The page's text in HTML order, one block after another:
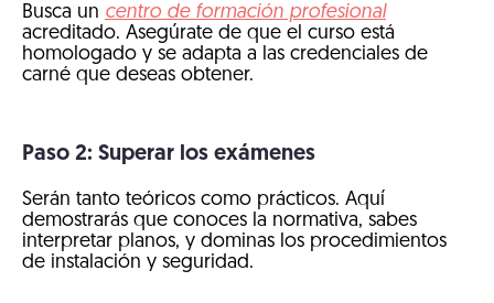
Busca un centro de formación profesional
acreditado. Asegúrate de que el curso está
homologado y se adapta a las credenciales de
carné que deseas obtener.
Paso 2: Superar los exámenes
Serán tanto teóricos como prácticos. Aquí
demostrarás que conoces la normativa, sabes
interpretar planos, y dominas los procedimientos
de instalación y seguridad.